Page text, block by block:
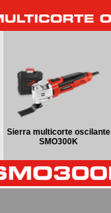
Sierra multicorte oscilante
SMO300K